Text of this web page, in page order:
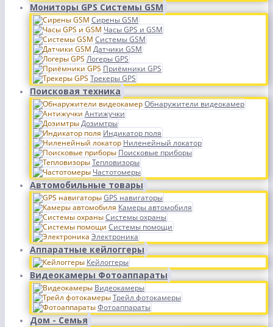
Мониторы GPS Системы GSM
Сирены GSM
Часы GPS и GSM
Системы GSM
Датчики GSM
Логеры GPS
Приёмники GPS
Трекеры GPS
Поисковая техника
Обнаружители видеокамер
Антижучки
Дозимтры
Индикатор поля
Ниленейный локатор
Поисковые приборы
Тепловизоры
Частотомеры
Автомобильные товары
GPS навигаторы
Камеры автомобиля
Системы охраны
Системы помощи
Электроника
Аппаратные кейлоггеры
Кейлоггеры
Видеокамеры Фотоаппараты
Видеокамеры
Трейл фотокамеры
Фотоаппараты
Дом - Семья